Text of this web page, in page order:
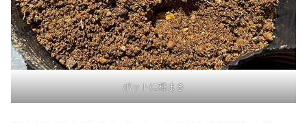
ポットに種まき